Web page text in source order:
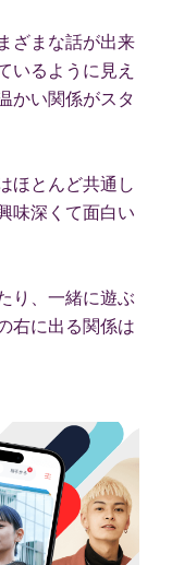
ざまな話が出来
いるように見え
かい関係がスタ
ほとんど共通し
味深くて面白い
り、一緒に遊ぶ
右に出る関係は